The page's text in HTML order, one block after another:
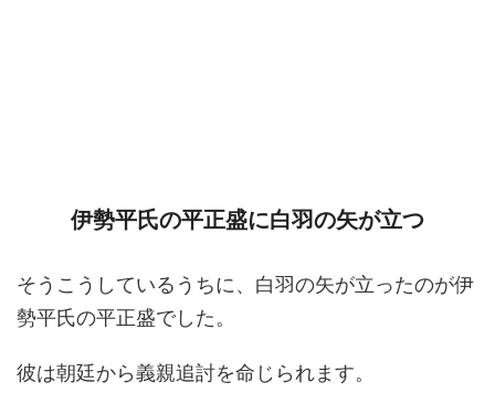
伊勢平氏の平正盛に白羽の矢が立つ
そうこうしているうちに、白羽の矢が立ったのが伊
勢平氏の平正盛でした。
彼は朝廷から義親追討を命じられます。